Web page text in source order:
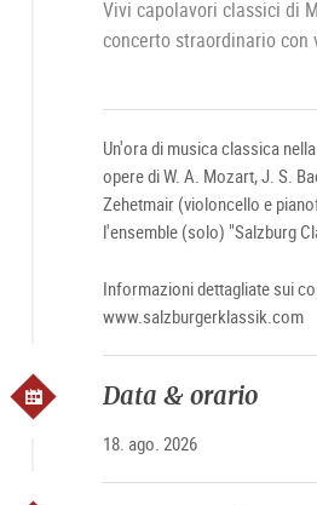
Vivi capolavori classici di
concerto straordinario
Un'ora di musica classica
opere di W. A. Mozart, J. S.
Zehetmair (violoncello e
l'ensemble (solo) "Salzburg
Informazioni dettagliate sui
www.salzburgerklassik.com
Data & orario
18. ago. 2026